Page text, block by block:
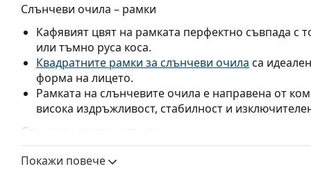
Слънчеви очила – рамки
Кафявият цвят на рамката перфектно съвпада с
или тъмно руса коса.
Квадратните рамки за слънчеви очила са
форма на лицето.
Рамката на слънчевите очила е направена от
висока издръжливост, стабилност и
Слънчеви очила – стъкла
Покажи повече